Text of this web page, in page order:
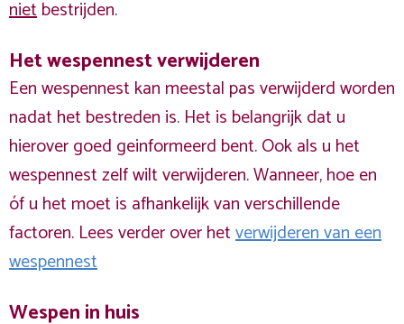
nietbestrijden.
Het wespennest verwijderen
Een wespennest kan meestal pas verwijderd worden
nadat het bestreden is. Het is belangrijk dat u
hierover goed geinformeerd bent. Ook als u het
wespennest zelf wilt verwijderen. Wanneer, hoe en
óf u het moet is afhankelijk van verschillende
factoren. Lees verder over hetverwijderen van een
wespennest
Wespen in huis